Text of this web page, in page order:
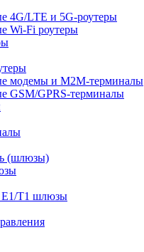
4G/LTE и 5G-роутеры
Wi-Fi роутеры
модемы и M2M-терминалы
GSM/GPRS-терминалы
(шлюзы)
E1/T1 шлюзы